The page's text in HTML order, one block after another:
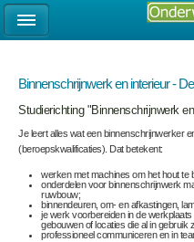
Binnenschrijnwerk en interieur -
Studierichting "Binnenschrijnwerk
Je leert alles wat een binnenschrijnwerker
(beroepskwalificaties). Dat betekent:
werken met machines om het hout te
onderdelen voor binnenschrijnwerk
ruwbouw;
binnendeuren, om- en afkastingen,
je werk voorbereiden in de
gebouwen of locaties die al in gebruik
professioneel communiceren en in